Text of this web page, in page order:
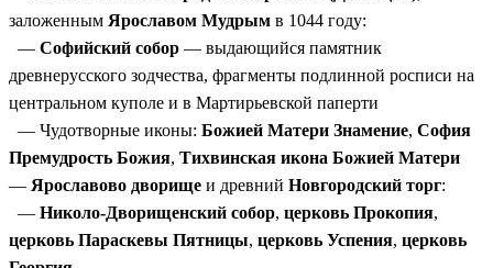
заложенным Ярославом Мудрым в 1044 году:
— Софийский собор — выдающийся памятник
древнерусского зодчества, фрагменты подлинной росписи на
центральном куполе и в Мартирьевской паперти
— Чудотворные иконы: Божией Матери Знамение, София
Премудрость Божия, Тихвинская икона Божией Матери
— Ярославово дворище и древний Новгородский торг:
— Николо-Дворищенский собор, церковь Прокопия,
церковь Параскевы Пятницы, церковь Успения, церковь